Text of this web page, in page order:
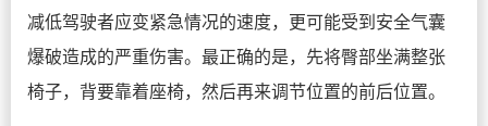
减低驾驶者应变紧急情况的速度，更可能受到安全气囊
爆破造成的严重伤害。最正确的是，先将臀部坐满整张
椅子，背要靠着座椅，然后再来调节位置的前后位置。